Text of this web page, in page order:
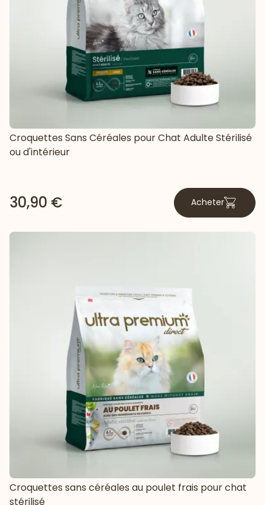
Croquettes Sans Céréales pour Chat Adulte Stérilisé
ou d'intérieur
30,90 € Acheter
Croquettes sans céréales au poulet frais pour chat
stérilisé